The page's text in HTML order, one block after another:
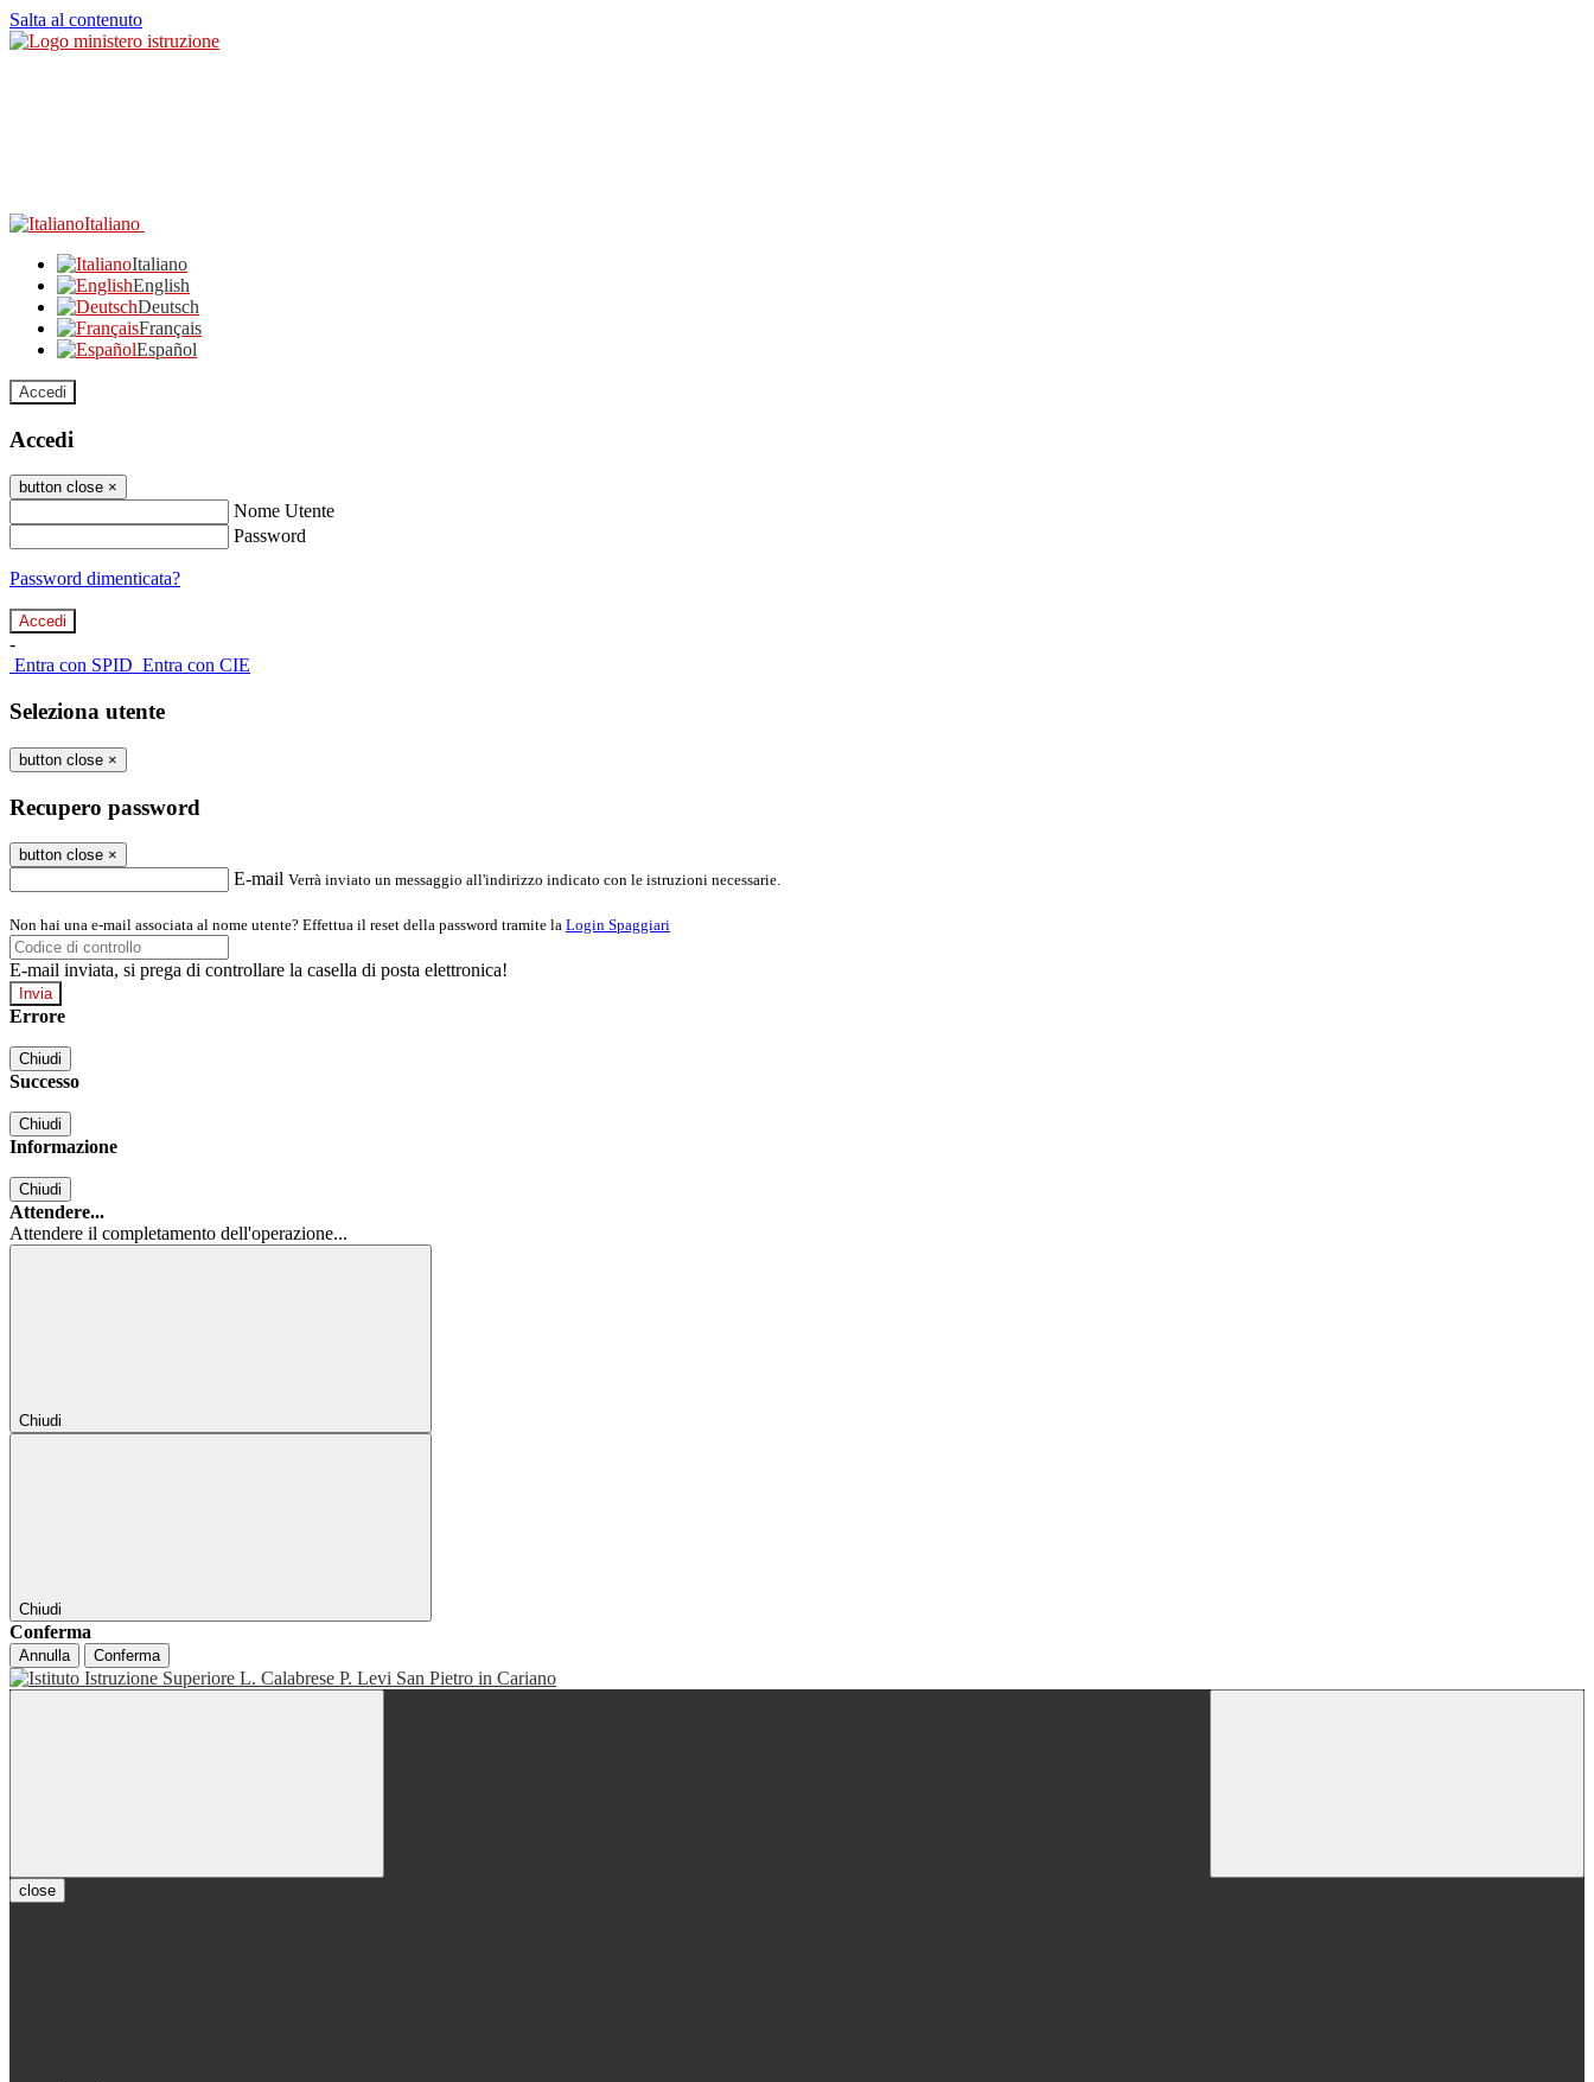
Salta al contenuto
Italiano
Italiano
English
Deutsch
Français
Español
Accedi
Accedi
button close ×
Nome Utente
Password
Password dimenticata?
-
Entra con SPID Entra con CIE
Seleziona utente
button close ×
Recupero password
button close ×
E-mail Verrà inviato un messaggio all'indirizzo indicato con le istruzioni necessarie.
Non hai una e-mail associata al nome utente? Effettua il reset della password tramite la Login Spaggiari
E-mail inviata, si prega di controllare la casella di posta elettronica!
Errore
Chiudi
Successo
Chiudi
Informazione
Chiudi
Attendere...
Attendere il completamento dell'operazione...
Chiudi
Chiudi
Conferma
Annulla Conferma
close